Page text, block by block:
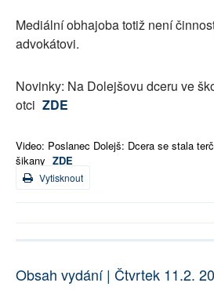
Mediální obhajoba totiž není
advokátovi.
Novinky: Na Dolejšovu dceru ve
otci ZDE
Video: Poslanec Dolejš: Dcera se stala
šikany ZDE
Vytisknout
Obsah vydání | Čtvrtek 11.2.